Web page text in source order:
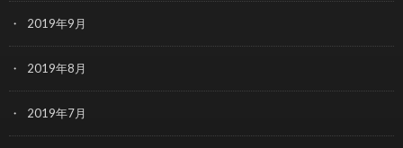
2019年9月
2019年8月
2019年7月